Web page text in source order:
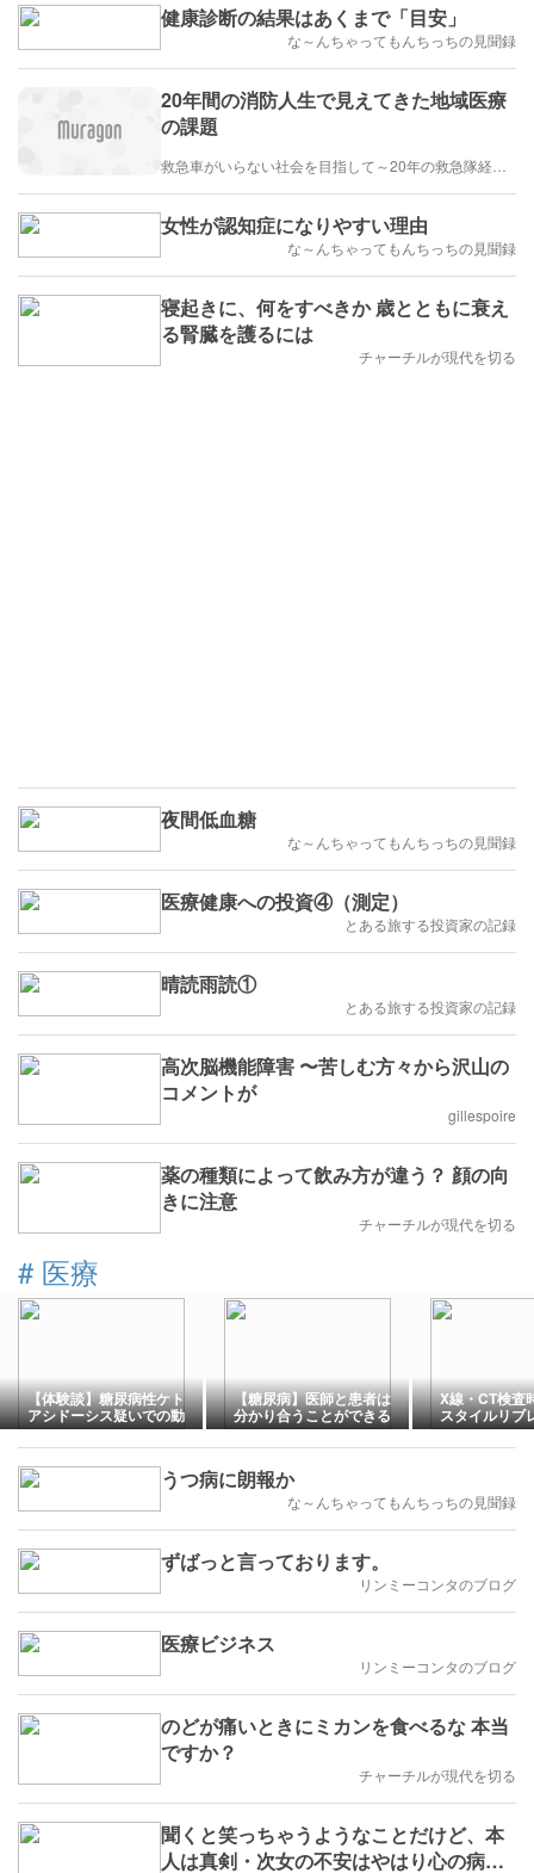
健康診断の結果はあくまで「目安」
な～んちゃってもんちっちの見聞録
20年間の消防人生で見えてきた地域医療
の課題
女性が認知症になりやすい理由
な～んちゃってもんちっちの見聞録
寝起きに、何をすべきか 歳とともに衰え
る腎臓を護るには
チャーチルが現代を切る
夜間低血糖
な～んちゃってもんちっちの見聞録
医療健康への投資④（測定）
とある旅する投資家の記録
晴読雨読①
とある旅する投資家の記録
高次脳機能障害 〜苦しむ方々から沢山の
コメントが
gillespoire
薬の種類によって飲み方が違う？ 顔の向
きに注意
チャーチルが現代を切る
# 医療
【体験談】糖尿病性ケト
アシドーシス疑いでの動
脈血採血は痛かった？
【糖尿病】医師と患者は
分かり合うことができる
のだろうか？
X線・CT検査
スタイルリブ
外さなくて良
うつ病に朗報か
な～んちゃってもんちっちの見聞録
ずばっと言っております。
リンミーコンタのブログ
医療ビジネス
リンミーコンタのブログ
のどが痛いときにミカンを食べるな 本当
ですか？
チャーチルが現代を切る
聞くと笑っちゃうようなことだけど、本
人は真剣・次女の不安はやはり心の病気